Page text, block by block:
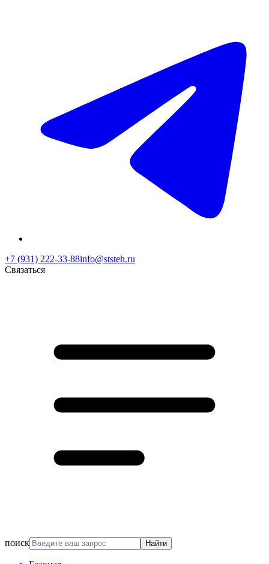
+7 (931) 222-33-88info@ststeh.ru
Связаться
поиск